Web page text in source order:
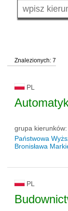
typ uczelni
status uczelni
Znalezionych: 7
PL
grupa kierunków:
Państwowa
Bronisława
PL